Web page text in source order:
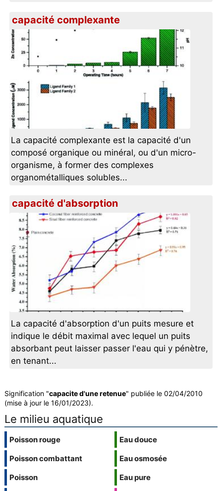
capacité complexante
La capacité complexante est la capacité d'un
composé organique ou minéral, ou d'un micro-
organisme, à former des complexes
organométalliques solubles...
capacité d'absorption
La capacité d'absorption d'un puits mesure et
indique le débit maximal avec lequel un puits
absorbant peut laisser passer l'eau qui y pénètre,
en tenant...
Signification "capacite d'une retenue" publiée le 02/04/2010
(mise à jour le 16/01/2023).
Le milieu aquatique
Poisson rouge
Poisson combattant
Poisson
Eau douce
Eau osmosée
Eau pure